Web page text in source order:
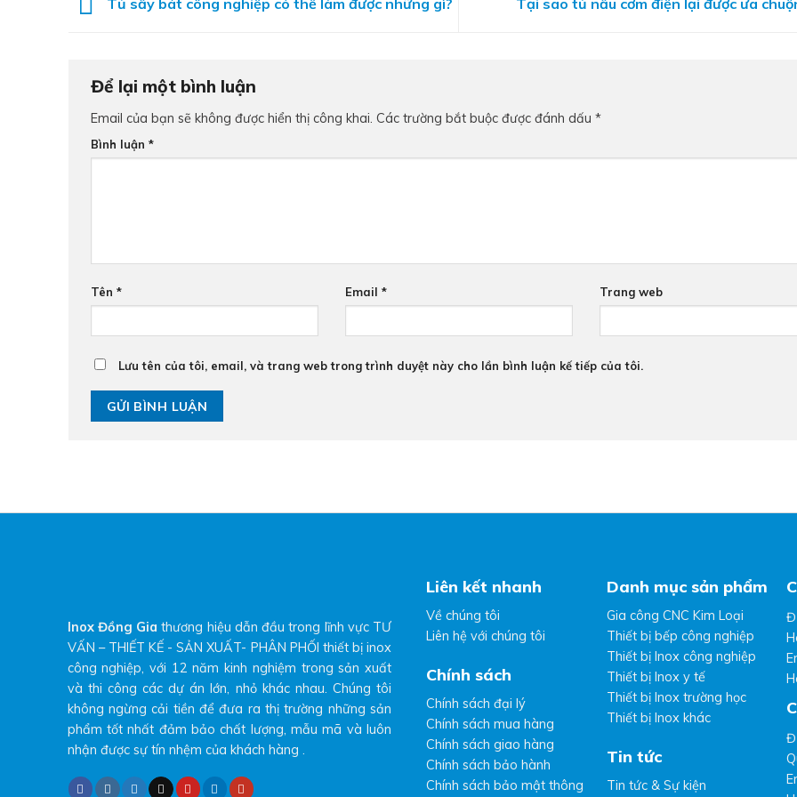
Để lại một bình luận
Email của bạn sẽ không được hiển thị công khai. Các trường bắt buộc được đánh dấu *
Bình luận *
Tên * Email * Trang web
Lưu tên của tôi, email, và trang web trong trình duyệt này cho lần bình luận kế tiếp của tôi.
Inox Đồng Gia thương hiệu dẫn đầu trong lĩnh vực TƯ
VẤN – THIẾT KẾ - SẢN XUẤT- PHÂN PHỐI thiết bị inox
công nghiệp, với 12 năm kinh nghiệm trong sản xuất
và thi công các dự án lớn, nhỏ khác nhau. Chúng tôi
không ngừng cải tiền để đưa ra thị trường những sản
phẩm tốt nhất đảm bảo chất lượng, mẫu mã và luôn
nhận được sự tín nhệm của khách hàng .
Liên kết nhanh
Về chúng tôi
Liên hệ với chúng tôi
Chính sách
Chính sách đại lý
Chính sách mua hàng
Chính sách giao hàng
Chính sách bảo hành
Chính sách bảo mật thông
Danh mục sản phẩm
Gia công CNC Kim Loại
Thiết bị bếp công nghiệp
Thiết bị Inox công nghiệp
Thiết bị Inox y tế
Thiết bị Inox trường học
Thiết bị Inox khác
Tin tức
Tin tức & Sự kiện